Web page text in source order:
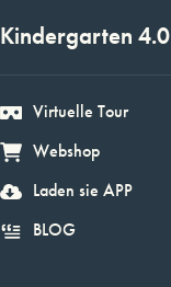
Kindergarten 4.0
Virtuelle Tour
Webshop
Laden sie APP
BLOG